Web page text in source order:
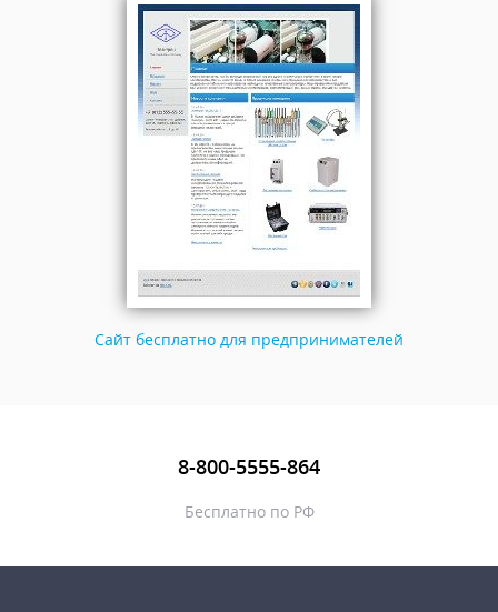
Сайт бесплатно для предпринимателей
8-800-5555-864
Бесплатно по РФ